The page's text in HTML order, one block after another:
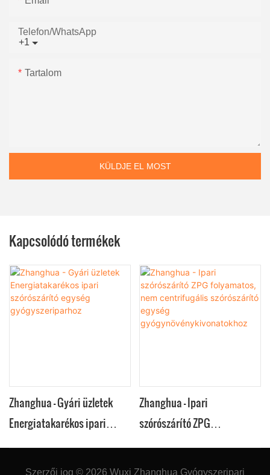
+1
Telefon/WhatsApp
Tartalom
KÜLDJE EL MOST
Kapcsolódó termékek
Zhanghua - Gyári üzletek
Energiatakarékos ipari
gyógyszeriparhoz
Zhanghua - Ipari
szórószárító ZPG
centrifugális szórószárító
Szerzői jog © 2026 Wuxi Zhanghua Gyógyszeripari